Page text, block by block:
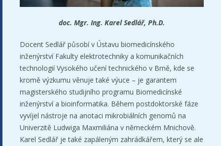
doc. Mgr. Ing. Karel Sedlář, Ph.D.
Docent Sedlář působí v Ústavu biomedicínského
inženýrství Fakulty elektrotechniky a komunikačních
technologií Vysokého učení technického v Brně, kde se
kromě výzkumu věnuje také výuce – je garantem
magisterského studijního programu Biomedicínské
inženýrství a bioinformatika. Během postdoktorské fáze
vyvíjel nástroje na anotaci mikrobiálních genomů na
Univerzitě Ludwiga Maxmiliána v německém Mnichově.
Karel Sedlář je také zapáleným zahrádkářem, který se ale